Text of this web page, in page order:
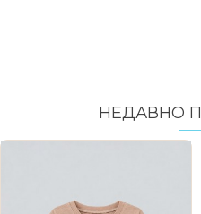
НЕДАВНО